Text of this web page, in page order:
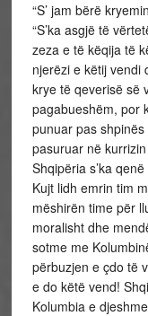
“S’ jam bërë
“S’ka asgjë të
zeza e të këqija të
njerëzi e këtij vendi
krye të qeverisë së
pagabueshëm, por
punuar pas
pasuruar në
Shqipëria s’ka
Kujt lidh emrin tim
mëshirën time për
moralisht dhe
sotme me
përbuzjen e çdo të
e do këtë vend!
Kolumbia e